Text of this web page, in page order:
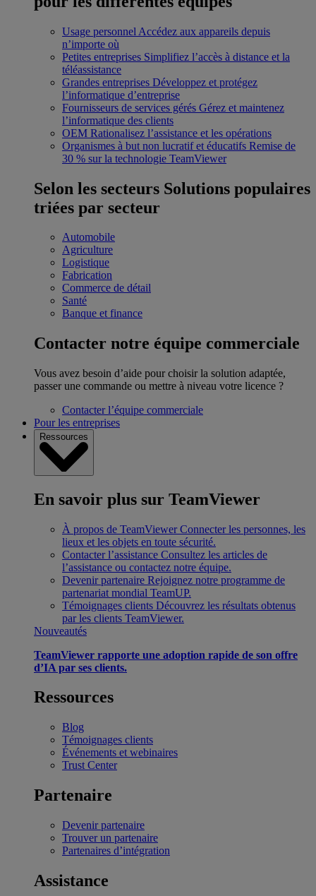
Usage personnel Accédez aux appareils depuis
n’importe où
Petites entreprises Simplifiez l’accès à distance et la
téléassistance
Grandes entreprises Développez et protégez
l’informatique d’entreprise
Fournisseurs de services gérés Gérez et maintenez
l’informatique des clients
OEM Rationalisez l’assistance et les opérations
Organismes à but non lucratif et éducatifs Remise de
30 % sur la technologie TeamViewer
Selon les secteurs Solutions populaires
triées par secteur
Automobile
Agriculture
Logistique
Fabrication
Commerce de détail
Santé
Banque et finance
Contacter notre équipe commerciale
Vous avez besoin d’aide pour choisir la solution adaptée,
passer une commande ou mettre à niveau votre licence ?
Contacter l’équipe commerciale
Pour les entreprises
Ressources
En savoir plus sur TeamViewer
À propos de TeamViewer Connecter les personnes, les
lieux et les objets en toute sécurité.
Contacter l’assistance Consultez les articles de
l’assistance ou contactez notre équipe.
Devenir partenaire Rejoignez notre programme de
partenariat mondial TeamUP.
Témoignages clients Découvrez les résultats obtenus
par les clients TeamViewer.
Nouveautés
TeamViewer rapporte une adoption rapide de son offre
d’IA par ses clients.
Ressources
Blog
Témoignages clients
Événements et webinaires
Trust Center
Partenaire
Devenir partenaire
Trouver un partenaire
Partenaires d’intégration
Assistance